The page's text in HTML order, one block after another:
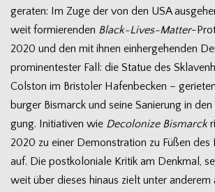
gera­ten: Im Zuge der von den USA
weit for­mie­ren­den Black-Lives-Matter-
2020 und den mit ihnen ein­her­ge­hen­den
pro­mi­nen­tes­ter Fall: die Sta­tue des
Col­s­ton im Bris­to­ler Hafen­be­cken –
bur­ger Bis­marck und seine Sanie­rung in
gung. Initia­ti­ven wie Deco­lo­nize Bis­marck
2020 zu einer Demons­tra­tion zu Füßen des
auf. Die post­ko­lo­niale Kri­tik am Denk­mal,
weit über die­ses hin­aus zielt unter